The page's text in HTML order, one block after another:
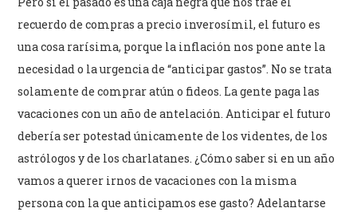
recuerdo de compras a precio inverosímil, el futuro es
una cosa rarísima, porque la inflación nos pone ante la
necesidad o la urgencia de “anticipar gastos”. No se trata
solamente de comprar atún o fideos. La gente paga las
vacaciones con un año de antelación. Anticipar el futuro
debería ser potestad únicamente de los videntes, de los
astrólogos y de los charlatanes. ¿Cómo saber si en un año
vamos a querer irnos de vacaciones con la misma
persona con la que anticipamos ese gasto? Adelantarse